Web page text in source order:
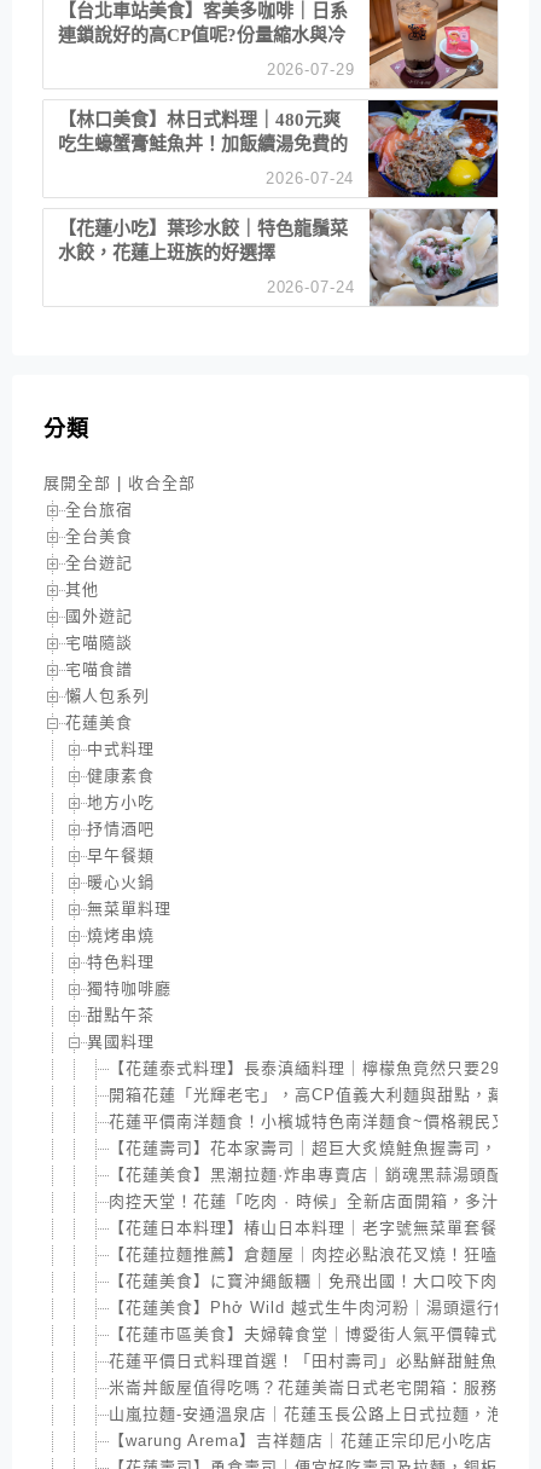
【台北車站美食】客美多咖啡｜日系
連鎖說好的高CP值呢?份量縮水與冷
2026-07-29
【林口美食】林日式料理｜480元爽
吃生蠔蟹膏鮭魚丼！加飯續湯免費的
2026-07-24
【花蓮小吃】葉珍水餃｜特色龍鬚菜
水餃，花蓮上班族的好選擇
2026-07-24
分類
展開全部
收合全部
全台旅宿
全台美食
全台遊記
其他
國外遊記
宅喵隨談
宅喵食譜
懶人包系列
花蓮美食
中式料理
健康素食
地方小吃
抒情酒吧
早午餐類
暖心火鍋
無菜單料理
燒烤串燒
特色料理
獨特咖啡廳
甜點午茶
異國料理
【花蓮泰式料理】長泰滇緬料理｜檸檬魚竟然只要299元
開箱花蓮「光輝老宅」，高CP值義大利麵與甜點，藏在
花蓮平價南洋麵食！小檳城特色南洋麵食~價格親民又好
【花蓮壽司】花本家壽司｜超巨大炙燒鮭魚握壽司，還有
【花蓮美食】黑潮拉麵·炸串專賣店｜銷魂黑蒜湯頭配Q
肉控天堂！花蓮「吃肉 · 時候」全新店面開箱，多汁烤牛
【花蓮日本料理】椿山日本料理｜老字號無菜單套餐，不
【花蓮拉麵推薦】倉麵屋｜肉控必點浪花叉燒！狂嗑8片
【花蓮美食】に寶沖繩飯糰｜免飛出國！大口咬下肉蛋飯
【花蓮美食】Phở Wild 越式生牛肉河粉｜湯頭還行但牛
【花蓮市區美食】夫婦韓食堂｜博愛街人氣平價韓式飯
花蓮平價日式料理首選！「田村壽司」必點鮮甜鮭魚握壽
米崙丼飯屋值得吃嗎？花蓮美崙日式老宅開箱：服務好
山嵐拉麵-安通溫泉店｜花蓮玉長公路上日式拉麵，泡湯
【warung Arema】吉祥麵店｜花蓮正宗印尼小吃店，來